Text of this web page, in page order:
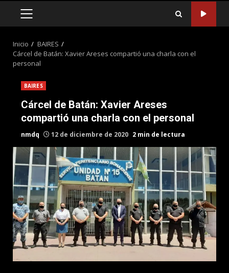
MENÚ
Inicio
BAIRES
Cárcel de Batán: Xavier Areses compartió una charla con el
personal
BAIRES
Cárcel de Batán: Xavier Areses
compartió una charla con el personal
nmdq 12 de diciembre de 2020 2 min de lectura